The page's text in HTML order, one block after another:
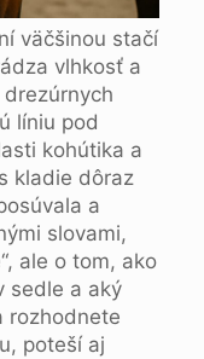
väčšinou stačí
vlhkosť a
líniu pod
kohútika a
kladie dôraz
a
slovami,
ale o tom, ako
sedle a aký
rozhodnete
poteší aj